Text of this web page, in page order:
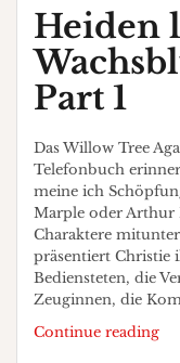
Heiden
Part 1
Das Willow Tree
Telefonbuch
meine ich
Marple oder Arthur
Charaktere
präsentiert Christie
Bediensteten, die
Zeuginnen, die
Continue reading